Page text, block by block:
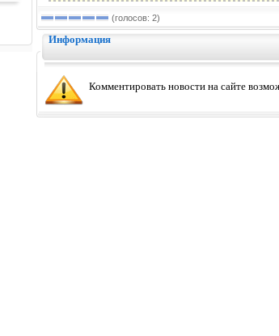
(голосов: 2)
Информация
Комментировать новости на сайте